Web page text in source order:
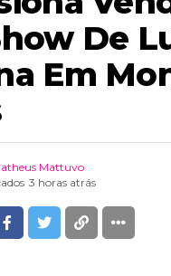
De
Em
Mattuvo
3 horas atrás